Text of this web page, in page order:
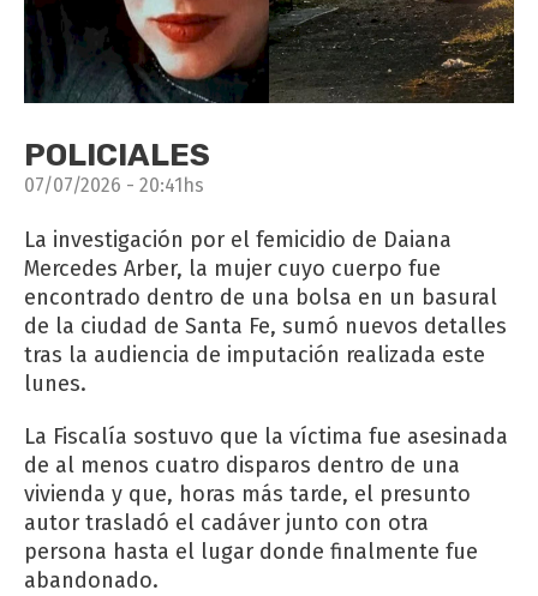
POLICIALES
07/07/2026 - 20:41hs
La investigación por el femicidio de Daiana
Mercedes Arber, la mujer cuyo cuerpo fue
encontrado dentro de una bolsa en un basural
de la ciudad de Santa Fe, sumó nuevos detalles
tras la audiencia de imputación realizada este
lunes.
La Fiscalía sostuvo que la víctima fue asesinada
de al menos cuatro disparos dentro de una
vivienda y que, horas más tarde, el presunto
autor trasladó el cadáver junto con otra
persona hasta el lugar donde finalmente fue
abandonado.